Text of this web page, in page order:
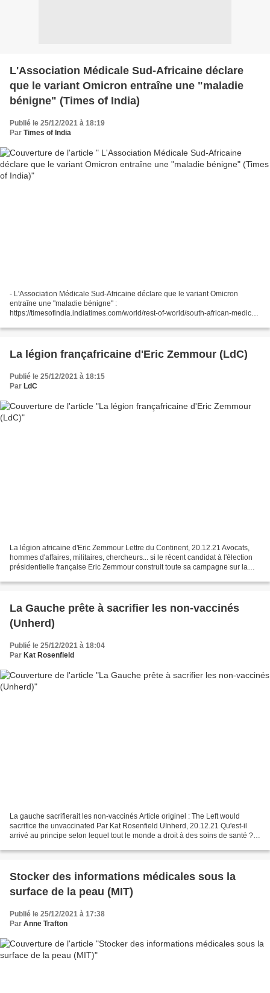
L'Association Médicale Sud-Africaine déclare
que le variant Omicron entraîne une "maladie
bénigne" (Times of India)
Publié le 25/12/2021 à 18:19
Par Times of India
- L'Association Médicale Sud-Africaine déclare que le variant Omicron
entraîne une "maladie bénigne" :
https://timesofindia.indiatimes.com/world/rest-of-world/south-african-medical-
disease/articleshow/87949404.cms...
La légion françafricaine d'Eric Zemmour (LdC)
Publié le 25/12/2021 à 18:15
Par LdC
La légion africaine d'Eric Zemmour Lettre du Continent, 20.12.21 Avocats,
hommes d'affaires, militaires, chercheurs... si le récent candidat à l'élection
présidentielle française Eric Zemmour construit toute sa campagne sur la
La Gauche prête à sacrifier les non-vaccinés
(Unherd)
Publié le 25/12/2021 à 18:04
Par Kat Rosenfield
La gauche sacrifierait les non-vaccinés Article originel : The Left would
sacrifice the unvaccinated Par Kat Rosenfield UInherd, 20.12.21 Qu'est-il
arrivé au principe selon lequel tout le monde a droit à des soins de santé ?
Stocker des informations médicales sous la
surface de la peau (MIT)
Publié le 25/12/2021 à 17:38
Par Anne Trafton